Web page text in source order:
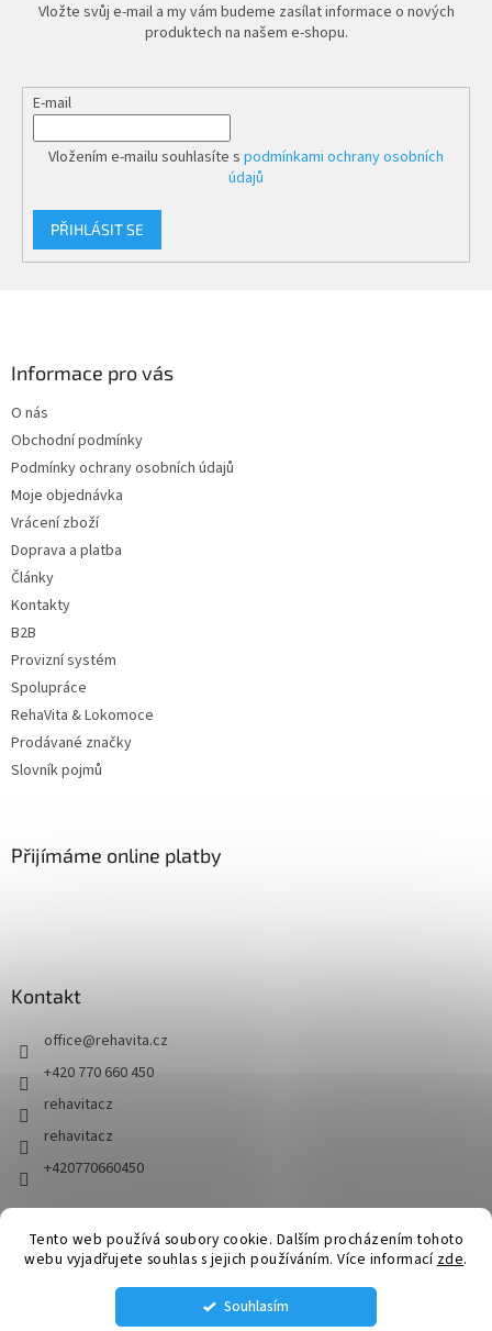
Tento web používá soubory cookie. Dalším procházením tohoto
webu vyjadřujete souhlas s jejich používáním. Více informací zde.
Souhlasím
Vložte svůj e-mail a my vám budeme zasílat informace o nových
produktech na našem e-shopu.
E-mail
Vložením e-mailu souhlasíte s podmínkami ochrany osobních
údajů
PŘIHLÁSIT SE
Informace pro vás
O nás
Obchodní podmínky
Podmínky ochrany osobních údajů
Moje objednávka
Vrácení zboží
Doprava a platba
Články
Kontakty
B2B
Provizní systém
Spolupráce
RehaVita & Lokomoce
Prodávané značky
Slovník pojmů
Přijímáme online platby
Kontakt
office@rehavita.cz
+420 770 660 450
rehavitacz
rehavitacz
+420770660450
Vytvořil Shoptet
RehaVita.cz. Všechna práva vyhrazena.